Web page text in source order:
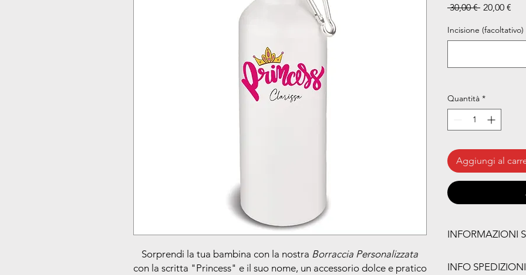
Sorprendi la tua bambina con la nostra Borraccia Personalizzata
con la scritta "Princess" e il suo nome, un accessorio dolce e pratico
30,00 € Prezzo
20,00 €
Incisione (facoltativo)
Quantità *
Aggiungi al
INFORMAZIONI
Scritta "Princess"
INFO SPEDIZIONI